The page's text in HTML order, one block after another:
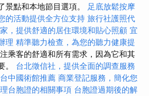
景點和本地節目選項。 足底放鬆按摩
的活動提供全方位支持 旅行社護照代
，提供舒適的居住環境和貼心照顧 宜
理 精準聽力檢查，為您的聽力健康提
乘客的舒適和所有需求，因為它和其
。 台北徵信社，提供全面的調查服務
台中國術館推薦 商業登記服務，簡化您
台胞證的相關事項 台胞證過期後的解